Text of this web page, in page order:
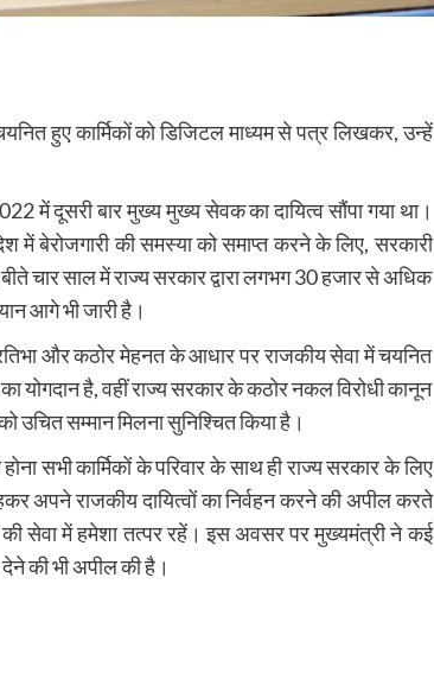
हुए कार्मिकों को डिजिटल माध्यम से पत्र लिखकर, उन्हें
में दूसरी बार मुख्य मुख्य सेवक का दायित्व सौंपा गया था।
बेरोजगारी की समस्या को समाप्त करने के लिए, सरकारी
चार साल में राज्य सरकार द्वारा लगभग 30 हजार से अधिक
आगे भी जारी है।
और कठोर मेहनत के आधार पर राजकीय सेवा में चयनित
है, वहीं राज्य सरकार के कठोर नकल विरोधी कानून
उचित सम्मान मिलना सुनिश्चित किया है।
सभी कार्मिकों के परिवार के साथ ही राज्य सरकार के लिए
अपने राजकीय दायित्वों का निर्वहन करने की अपील करते
सेवा में हमेशा तत्पर रहें। इस अवसर पर मुख्यमंत्री ने कई
की भी अपील की है।